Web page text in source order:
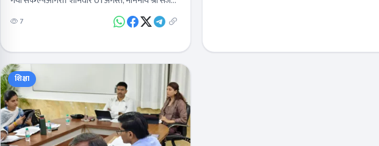
कुमार मलिक, जनपद न्यायाधीश/अध्यक्ष, जिला विधिक सेवा
प्राधिकरण, आगरा…
7
शिक्षा